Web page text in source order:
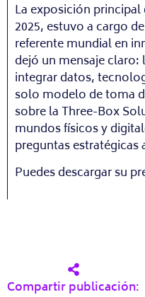
La exposición
2025, estuvo a cargo
referente mundial en
dejó un mensaje
integrar datos,
solo modelo de toma
sobre la Three-Box
mundos físicos y
preguntas estratégicas
Puedes descargar su
Compartir publicación: